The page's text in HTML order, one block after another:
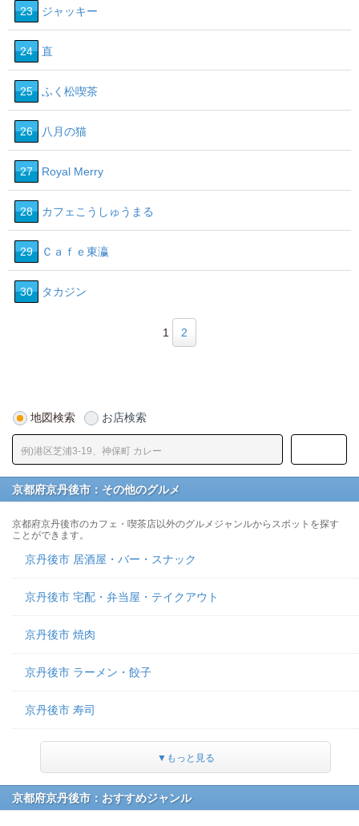
23 ジャッキー
24 直
25 ふく松喫茶
26 八月の猫
27 Royal Merry
28 カフェこうしゅうまる
29 Ｃａｆｅ東瀛
30 タカジン
1 2
地図検索 お店検索
京都府京丹後市：その他のグルメ
京都府京丹後市のカフェ・喫茶店以外のグルメジャンルからスポットを探す
ことができます。
京丹後市 居酒屋・バー・スナック
京丹後市 宅配・弁当屋・テイクアウト
京丹後市 焼肉
京丹後市 ラーメン・餃子
京丹後市 寿司
▼もっと見る
京都府京丹後市：おすすめジャンル